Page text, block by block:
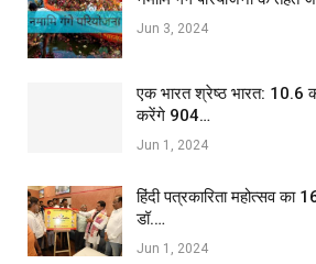
Jun 3, 2024
एक भारत श्रेष्ठ भारत: 10.6
करेंगे 904…
Jun 1, 2024
हिंदी पत्रकारिता महोत्सव का
डॉ.…
Jun 1, 2024